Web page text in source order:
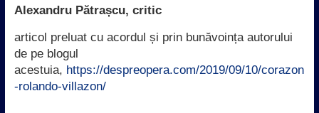
Alexandru Pătrașcu, critic
articol preluat cu acordul și prin bunăvoința autorului
de pe blogul
acestuia, https://despreopera.com/2019/09/10/corazon
-rolando-villazon/